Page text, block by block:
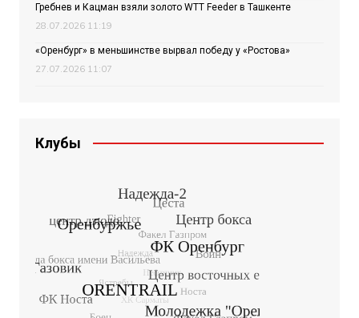
Гребнев и Кацман взяли золото WTT Feeder в Ташкенте
28.07.2026 11:19
«Оренбург» в меньшинстве вырвал победу у «Ростова»
27.07.2026 11:07
Клубы